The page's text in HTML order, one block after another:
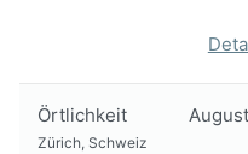
Örtlichkeit
Zürich, Schweiz